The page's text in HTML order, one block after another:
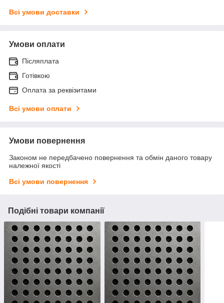
Всі умови доставки
Умови оплати
Післяплата
Готівкою
Оплата за реквізитами
Всі умови оплати
Умови повернення
Законом не передбачено повернення та обмін даного товару
належної якості
Всі умови повернення
Подібні товари компанії